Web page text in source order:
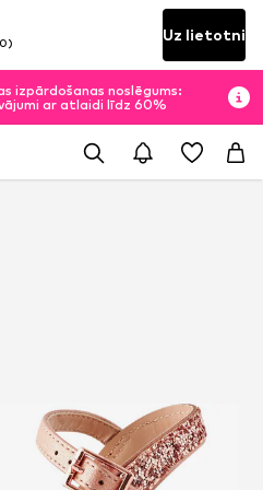
Uz lietotni
izpārdošanas noslēgums:
ar atlaidi līdz 60%